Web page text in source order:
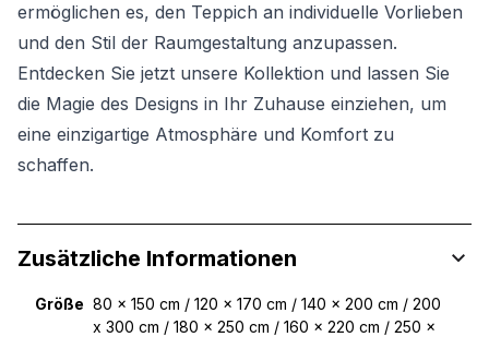
ermöglichen es, den Teppich an individuelle Vorlieben
und den Stil der Raumgestaltung anzupassen.
Entdecken Sie jetzt unsere Kollektion und lassen Sie
die Magie des Designs in Ihr Zuhause einziehen, um
eine einzigartige Atmosphäre und Komfort zu
schaffen.
Zusätzliche Informationen
Größe 80 x 150 cm / 120 x 170 cm / 140 x 200 cm / 200
x 300 cm / 180 x 250 cm / 160 x 220 cm / 250 x